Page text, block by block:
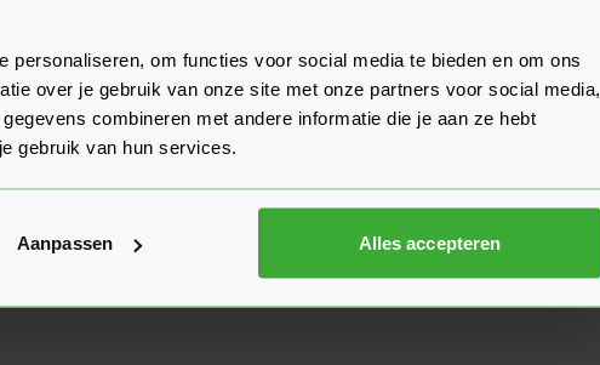
personaliseren, om functies voor social media te bieden en om ons
over je gebruik van onze site met onze partners voor social media,
combineren met andere informatie die je aan ze hebt
gebruik van hun services.
Aanpassen Alles accepteren